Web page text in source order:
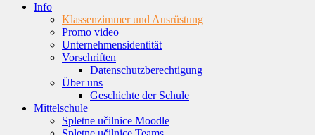
Info
Klassenzimmer und Ausrüstung
Promo video
Unternehmensidentität
Vorschriften
Datenschutzberechtigung
Über uns
Geschichte der Schule
Mittelschule
Spletne učilnice Moodle